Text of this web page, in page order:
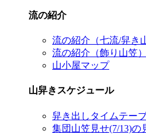
流の紹介
流の紹介（七流/舁き
流の紹介（飾り山笠）
山小屋マップ
山舁きスケジュール
舁き出しタイムテー
集団山笠見せ(7/13)の